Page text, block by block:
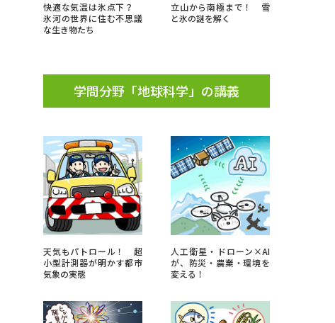
資料検索
う
先輩が入学を決めた理由
お役立ちガイド
学問検索
快適な気温は氷点下？
氷河の世界に住む不思議
な生き物たち
立山から南極まで！ 雪
と氷の謎を解く
学問分野「地球科学」の講義
天気もパトロール！ 超
小型計測器が明かす都市
気象の実態
人工衛星・ドローン×AI
が、防災・農業・環境を
変える！